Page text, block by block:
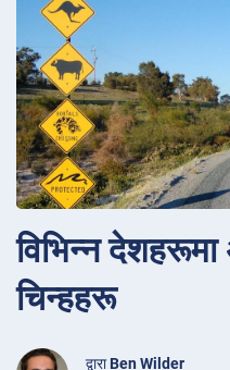
विभिन्न
चिन्हहरू
द्वाराBen Wilder